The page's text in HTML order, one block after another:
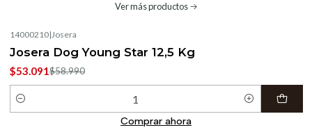
Ver más productos
14000210| Josera
Josera Dog Young Star 12,5 Kg
$53.091$58.990
Cantidad
Comprar ahora